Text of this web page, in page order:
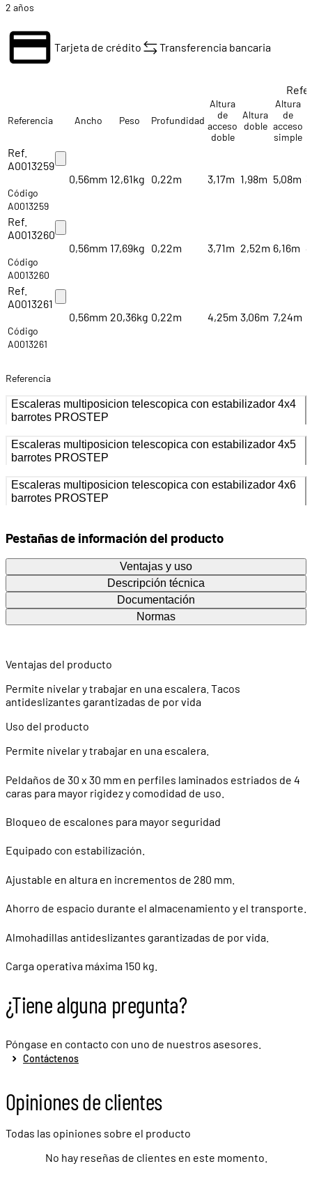
2 años
Tarjeta de crédito Transferencia bancaria
Referencia Ancho Peso Profundidad
Altura
de
acceso
doble
Altura
doble
Altura
de
acceso
simple
Ref.
A0013259
Código
A0013259
0,56mm 12,61kg 0,22m 3,17m 1,98m 5,08m
Ref.
A0013260
Código
A0013260
0,56mm 17,69kg 0,22m 3,71m 2,52m 6,16m
Ref.
A0013261
Código
A0013261
0,56mm 20,36kg 0,22m 4,25m 3,06m 7,24m
Referencia
Escaleras multiposicion telescopica con estabilizador 4x4
barrotes PROSTEP
Escaleras multiposicion telescopica con estabilizador 4x5
barrotes PROSTEP
Escaleras multiposicion telescopica con estabilizador 4x6
barrotes PROSTEP
Pestañas de información del producto
Ventajas y uso
Descripción técnica
Documentación
Normas
Ventajas del producto
Permite nivelar y trabajar en una escalera. Tacos
antideslizantes garantizadas de por vida
Uso del producto
Permite nivelar y trabajar en una escalera.
Peldaños de 30 x 30 mm en perfiles laminados estriados de 4
caras para mayor rigidez y comodidad de uso.
Bloqueo de escalones para mayor seguridad
Equipado con estabilización.
Ajustable en altura en incrementos de 280 mm.
Ahorro de espacio durante el almacenamiento y el transporte.
Almohadillas antideslizantes garantizadas de por vida.
Carga operativa máxima 150 kg.
¿Tiene alguna pregunta?
Póngase en contacto con uno de nuestros asesores.
Contáctenos
Opiniones de clientes
Todas las opiniones sobre el producto
No hay reseñas de clientes en este momento.